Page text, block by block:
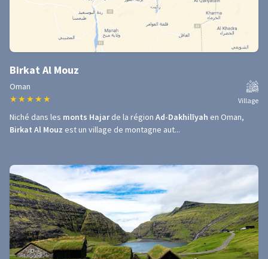
Birkat Al Mouz
Oman
★ ★ ★ ★ ★ Village
Niché dans les monts Hajarde la région Ad-Dakhilīyah en Oman,
Birkat Al Mouz est un village de montagne aut...